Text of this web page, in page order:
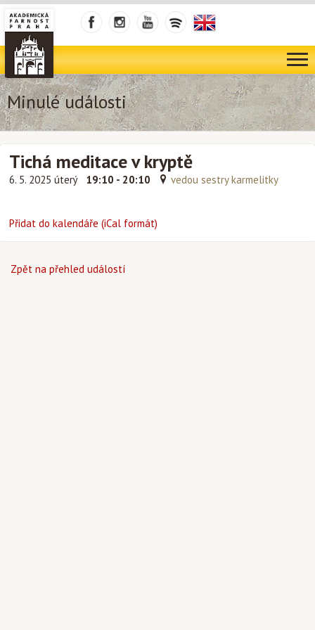
Minulé události
Tichá meditace v kryptě
6. 5. 2025 úterý 19:10 - 20:10 vedou sestry karmelitky
Přidat do kalendáře (iCal formát)
Zpět na přehled událostí